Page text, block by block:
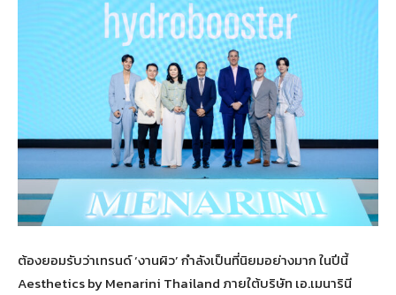
ต้องยอมรับว่าเทรนด์ ‘งานผิว’ กำลังเป็นที่นิยมอย่างมาก ในปีนี้
Aesthetics by Menarini Thailand ภายใต้บริษัท เอ.เมนารินี